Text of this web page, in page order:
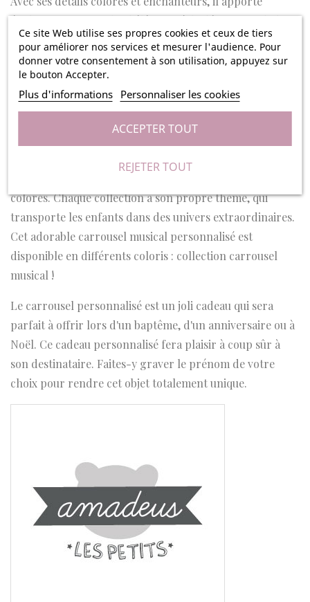
Ce site Web utilise ses propres cookies et ceux de tiers
pour améliorer nos services et mesurer l'audience. Pour
donner votre consentement à son utilisation, appuyez sur
le bouton Accepter.
Plus d'informations Personnaliser les cookies
REJETER TOUT
ACCEPTER TOUT
également une touche d'élégance à la décoration de la
chambre de bébé, créant un univers doux et apaisant.
Le mécanisme de la boîte se remonte sur la partie
inférieure du carrousel, tout en tournant les petites
figurines du centre dans le sens des aiguilles d'une
montre. Il est composé en bois et mesure 13x7.7x17cm.
colorés. Chaque collection a son propre thème, qui
transporte les enfants dans des univers extraordinaires.
Cet adorable carrousel musical personnalisé est
disponible en différents coloris : collection carrousel
musical !
Le carrousel personnalisé est un joli cadeau qui sera
parfait à offrir lors d'un baptême, d'un anniversaire ou à
Noël. Ce cadeau personnalisé fera plaisir à coup sûr à
son destinataire. Faites-y graver le prénom de votre
choix pour rendre cet objet totalement unique.